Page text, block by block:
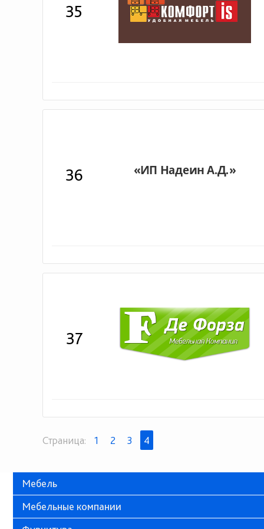
35
36
37
Страница: 1 2 3 4
Мебель
Мебельные компании